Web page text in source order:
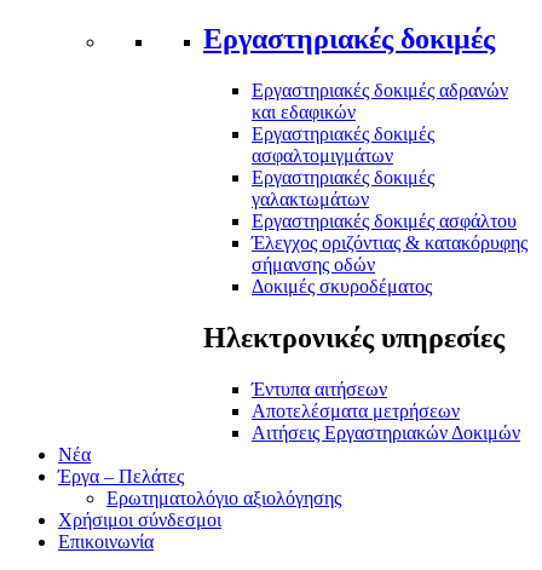
Εργαστηριακές δοκιμές
Εργαστηριακές δοκιμές αδρανών
και εδαφικών
Εργαστηριακές δοκιμές
ασφαλτομιγμάτων
Εργαστηριακές δοκιμές
γαλακτωμάτων
Εργαστηριακές δοκιμές ασφάλτου
Έλεγχος οριζόντιας & κατακόρυφης
σήμανσης οδών
Δοκιμές σκυροδέματος
Ηλεκτρονικές υπηρεσίες
Έντυπα αιτήσεων
Αποτελέσματα μετρήσεων
Αιτήσεις Εργαστηριακών Δοκιμών
Νέα
Έργα – Πελάτες
Ερωτηματολόγιο αξιολόγησης
Χρήσιμοι σύνδεσμοι
Επικοινωνία